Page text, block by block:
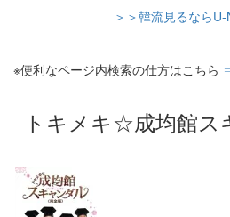
＞＞韓流見るならU-
※便利なページ内検索の仕方はこちら
トキメキ☆成均館ス